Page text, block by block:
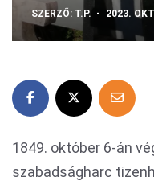
SZERZŐ: T.P. 2023.
1849. október 6-án
szabadságharc